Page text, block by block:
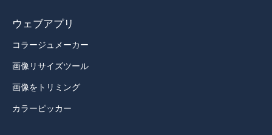
ウェブアプリ
コラージュメーカー
画像リサイズツール
画像をトリミング
カラーピッカー